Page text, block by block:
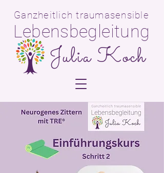
Ganzheitlich traumasensible
Lebensbegleitung
Julia Koch